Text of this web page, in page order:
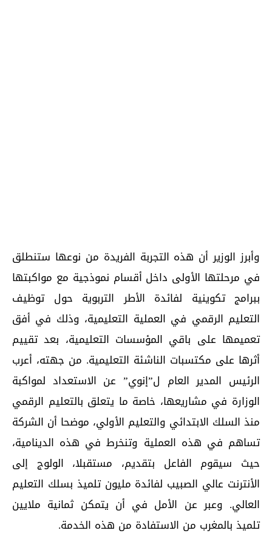
وأبرز الوزير أن هذه التجربة الفريدة من نوعها ستنطلق
في مرحلتها الأولى داخل أقسام نموذجية مع مواكبتها
ببرامج تكوينية لفائدة الأطر التربوية حول توظيف
التعليم الرقمي في العملية التعليمية، وذلك في أفق
تعميمها على باقي المؤسسات التعليمية، بعد تقييم
أثرها على مكتسبات الناشئة التعليمية. من جهته، أعرب
الرئيس المدير العام ل”إنوي” عن الاستعداد لمواكبة
الوزارة في مشاريعها، خاصة ما يتعلق بالتعليم الرقمي
منذ السلك الابتدائي والتعليم الأولي، موضحا أن الشركة
تساهم في هذه العملية وتنخرط في هذه الدينامية،
حيث سيقوم الفاعل بتقديم، مستقبلا، الولوج إلى
الأنترنت عالي الصبيب لفائدة مليون تلميذ بسلك التعليم
العالي. وعبر عن الأمل في أن يتمكن ثمانية ملايين
تلميذ بالمغرب من الاستفادة من هذه الخدمة.